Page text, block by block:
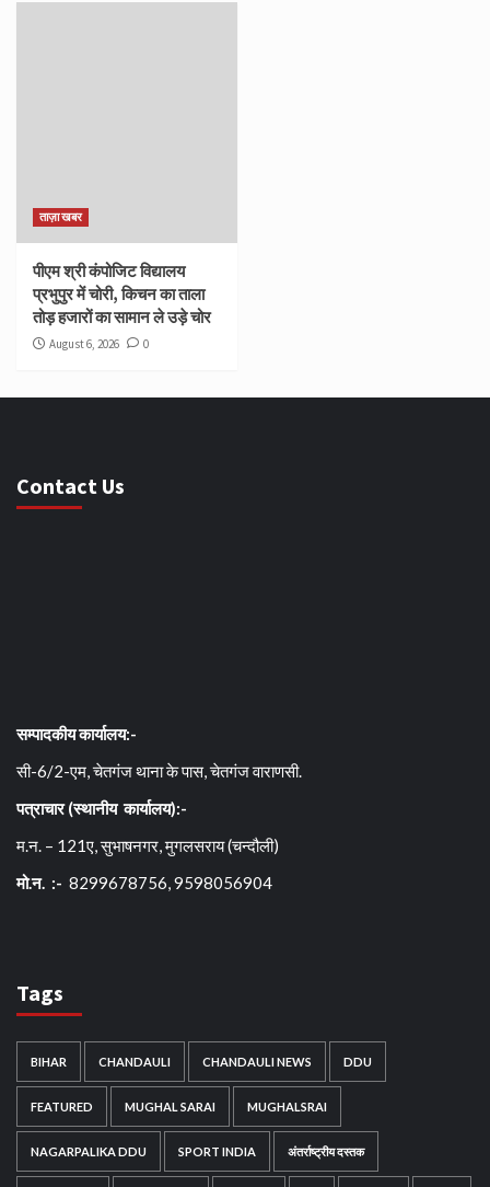
ताज़ा खबर
पीएम श्री कंपोजिट विद्यालय
प्रभुपुर में चोरी, किचन का ताला
तोड़ हजारों का सामान ले उड़े चोर
August 6, 2026 0
Contact Us
सम्पादकीय कार्यालय:-
सी-6/2-एम, चेतगंज थाना के पास, चेतगंज वाराणसी.
पत्राचार (स्थानीय कार्यालय):-
म.न. – 121ए, सुभाषनगर, मुगलसराय (चन्दौली)
मो.न. :- 8299678756, 9598056904
Tags
BIHAR CHANDAULI CHANDAULI NEWS DDU
FEATURED MUGHAL SARAI MUGHALSRAI
NAGARPALIKA DDU SPORT INDIA अंतर्राष्ट्रीय दस्तक